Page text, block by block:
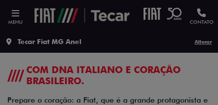
MENU CONTATO
Tecar Fiat MG Anel Alterar
COM DNA ITALIANO E CORAÇÃO
BRASILEIRO.
Prepare o coração: a Fiat, que é a grande protagonista e